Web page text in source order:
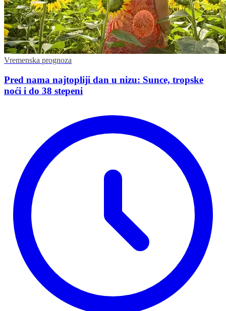
Vremenska prognoza
Pred nama najtopliji dan u nizu: Sunce, tropske
noći i do 38 stepeni